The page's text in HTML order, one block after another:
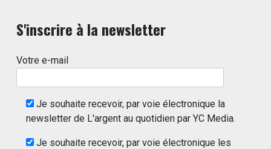
S'inscrire à la newsletter
Votre e-mail
Je souhaite recevoir, par voie électronique la
newsletter de L'argent au quotidien par YC Media.
Je souhaite recevoir, par voie électronique les